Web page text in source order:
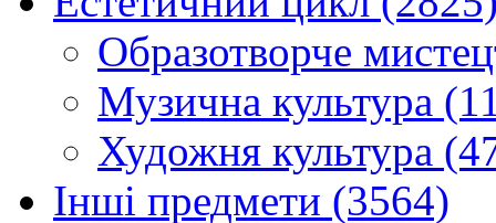
Образотворче
Музична культура
Художня культура
Інші предмети (3564)